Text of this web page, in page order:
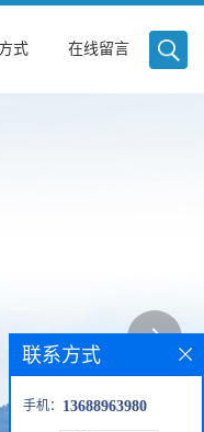
式 在线留言
联系方式
手机： 13688963980